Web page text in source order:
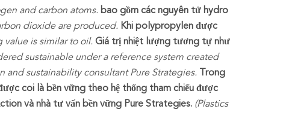
and carbon atoms. bao gồm các nguyên tử hydro
dioxide are produced. Khi polypropylen được
value is similar to oil. Giá trị nhiệt lượng tương tự như
sustainable under a reference system created
sustainability consultant Pure Strategies.
Trong
coi là bền vững theo hệ thống tham chiếu được
và nhà tư vấn bền vững Pure Strategies. (Plastics